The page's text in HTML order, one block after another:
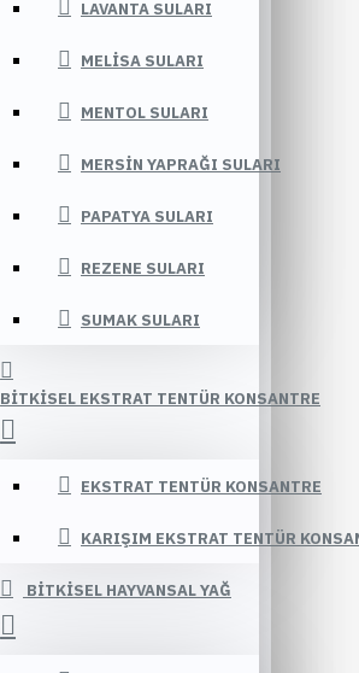
LAVANTA SULARI
MELISA SULARI
MENTOL SULARI
MERSIN YAPRAĞI SULARI
PAPATYA SULARI
REZENE SULARI
SUMAK SULARI
BITKISEL EKSTRAT TENTÜR KONSANTRE
EKSTRAT TENTÜR KONSANTRE
KARIŞIM EKSTRAT TENTÜR
BITKISEL HAYVANSAL YAĞ